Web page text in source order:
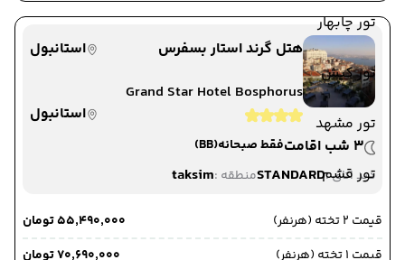
تور چابهار
تور کیش
تور مشهد
تور قشم
هتل گرند استار بسفرس
استانبول
Grand Star Hotel Bosphorus
استانبول
3 شب اقامت
فقط صبحانه(BB)
دید اتاق :STANDARDمنطقه :taksim
قیمت 2 تخته (هرنفر)
۵۵٬۴۹۰٬۰۰۰ تومان
قیمت 1 تخته (هرنفر)
۷۰٬۶۹۰٬۰۰۰ تومان